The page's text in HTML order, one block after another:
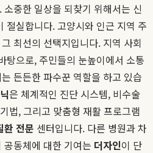
중한 일상을 되찾기 위해서는 신
절실합니다. 고양시와 인근 지역 주
최선의 선택지입니다. 지역 사회
탕으로, 주민들의 눈높이에서 소통
든든한 파수꾼 역할을 하고 있습
은 체계적인 진단 시스템, 비수술
법, 그리고 맞춤형 재활 프로그램
환 전문 센터입니다. 다른 병원과 차
동체에 대한 기여는 더자인이 단